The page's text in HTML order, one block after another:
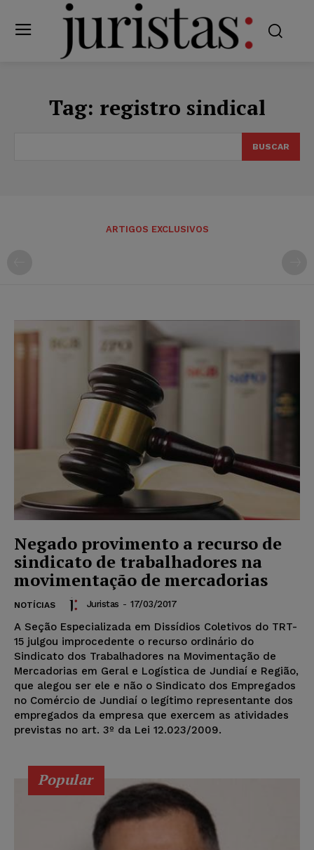
Tag: registro sindical
BUSCAR
ARTIGOS EXCLUSIVOS
Negado provimento a recurso de
sindicato de trabalhadores na
movimentação de mercadorias
NOTÍCIAS Juristas - 17/03/2017
A Seção Especializada em Dissídios Coletivos do TRT-
15 julgou improcedente o recurso ordinário do
Sindicato dos Trabalhadores na Movimentação de
Mercadorias em Geral e Logística de Jundiaí e Região,
que alegou ser ele e não o Sindicato dos Empregados
no Comércio de Jundiaí o legítimo representante dos
empregados da empresa que exercem as atividades
previstas no art. 3º da Lei 12.023/2009.
Popular